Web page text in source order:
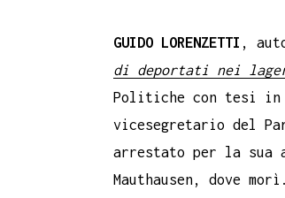
GUIDO LORENZETTI ,
di deportati nei
Politiche con tesi in
vicesegretario del
arrestato per la sua
Mauthausen, dove morì.